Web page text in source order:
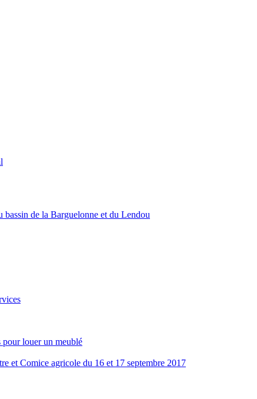
bassin de la Barguelonne et du Lendou
pour louer un meublé
et Comice agricole du 16 et 17 septembre 2017